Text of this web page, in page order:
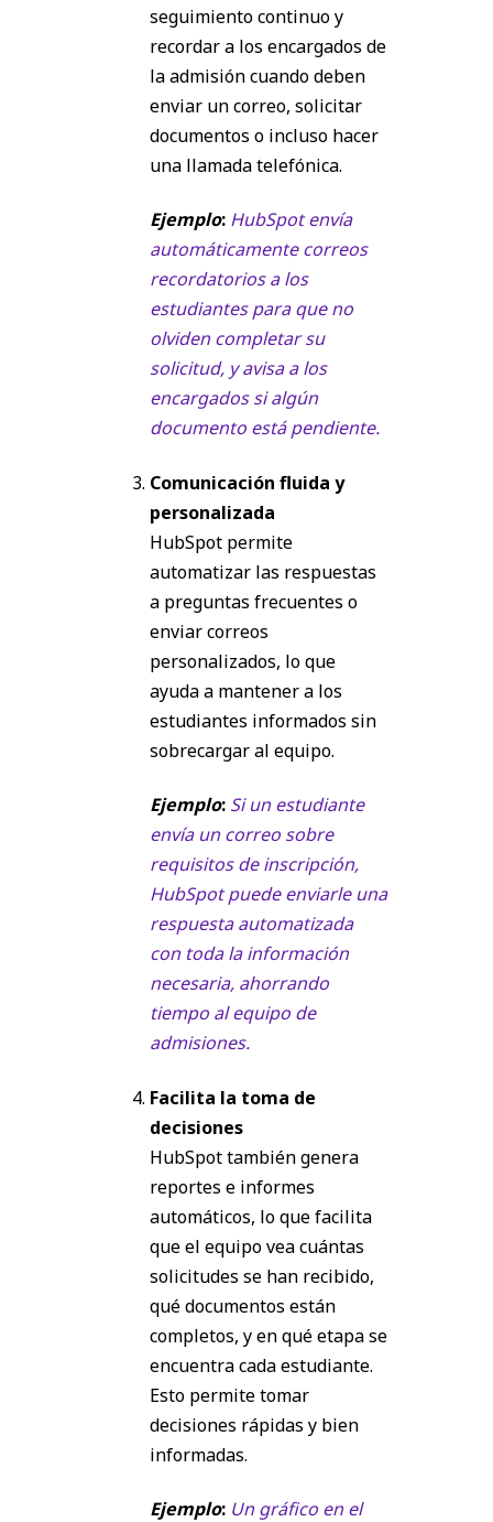
seguimiento continuo y
recordar a los encargados de
la admisión cuando deben
enviar un correo, solicitar
documentos o incluso hacer
una llamada telefónica.
Ejemplo: HubSpot envía
automáticamente correos
recordatorios a los
estudiantes para que no
olviden completar su
solicitud, y avisa a los
encargados si algún
documento está pendiente.
Comunicación fluida y
personalizada
HubSpot permite
automatizar las respuestas
a preguntas frecuentes o
enviar correos
personalizados, lo que
ayuda a mantener a los
estudiantes informados sin
sobrecargar al equipo.
Ejemplo: Si un estudiante
envía un correo sobre
requisitos de inscripción,
HubSpot puede enviarle una
respuesta automatizada
con toda la información
necesaria, ahorrando
tiempo al equipo de
admisiones.
Facilita la toma de
decisiones
HubSpot también genera
reportes e informes
automáticos, lo que facilita
que el equipo vea cuántas
solicitudes se han recibido,
qué documentos están
completos, y en qué etapa se
encuentra cada estudiante.
Esto permite tomar
decisiones rápidas y bien
informadas.
Ejemplo: Un gráfico en el